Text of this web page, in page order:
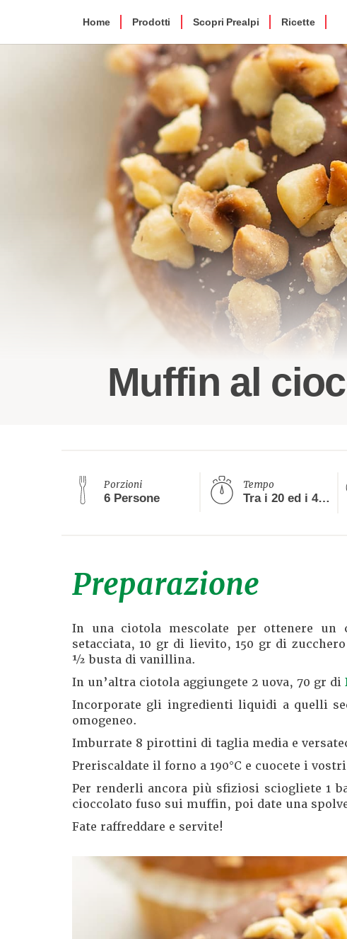
Home Prodotti Scopri Prealpi Ricette
Muffin al
Porzioni
6 Persone
Tempo
Tra i 20 ed i 40 minuti
Preparazione
In una ciotola mescolate per ottenere un
setacciata, 10 gr di lievito, 150 gr di
½ busta di vanillina.
In un’altra ciotola aggiungete 2 uova, 70 gr di
Incorporate gli ingredienti liquidi a quelli
omogeneo.
Imburrate 8 pirottini di taglia media e
Preriscaldate il forno a 190°C e cuocete i
Per renderli ancora più sfiziosi sciogliete 1
cioccolato fuso sui muffin, poi date una
Fate raffreddare e servite!